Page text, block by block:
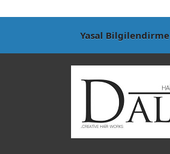
Yasal Bilgilendirme